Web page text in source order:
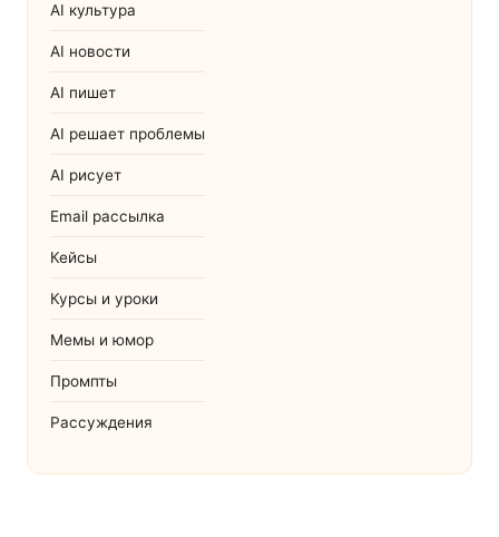
AI культура
AI новости
AI пишет
AI решает проблемы
AI рисует
Email рассылка
Кейсы
Курсы и уроки
Мемы и юмор
Промпты
Рассуждения